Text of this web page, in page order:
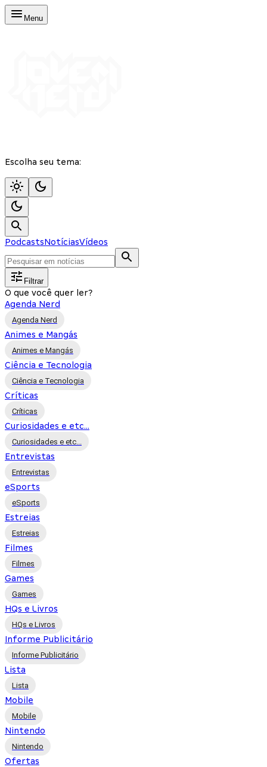
Menu
Escolha seu tema:
PodcastsNotíciasVídeos
Filtrar
O que você quer ler?
Agenda Nerd
Agenda Nerd
Animes e Mangás
Animes e Mangás
Ciência e Tecnologia
Ciência e Tecnologia
Críticas
Críticas
Curiosidades e etc...
Curiosidades e etc...
Entrevistas
Entrevistas
eSports
eSports
Estreias
Estreias
Filmes
Filmes
Games
Games
HQs e Livros
HQs e Livros
Informe Publicitário
Informe Publicitário
Lista
Lista
Mobile
Mobile
Nintendo
Nintendo
Ofertas